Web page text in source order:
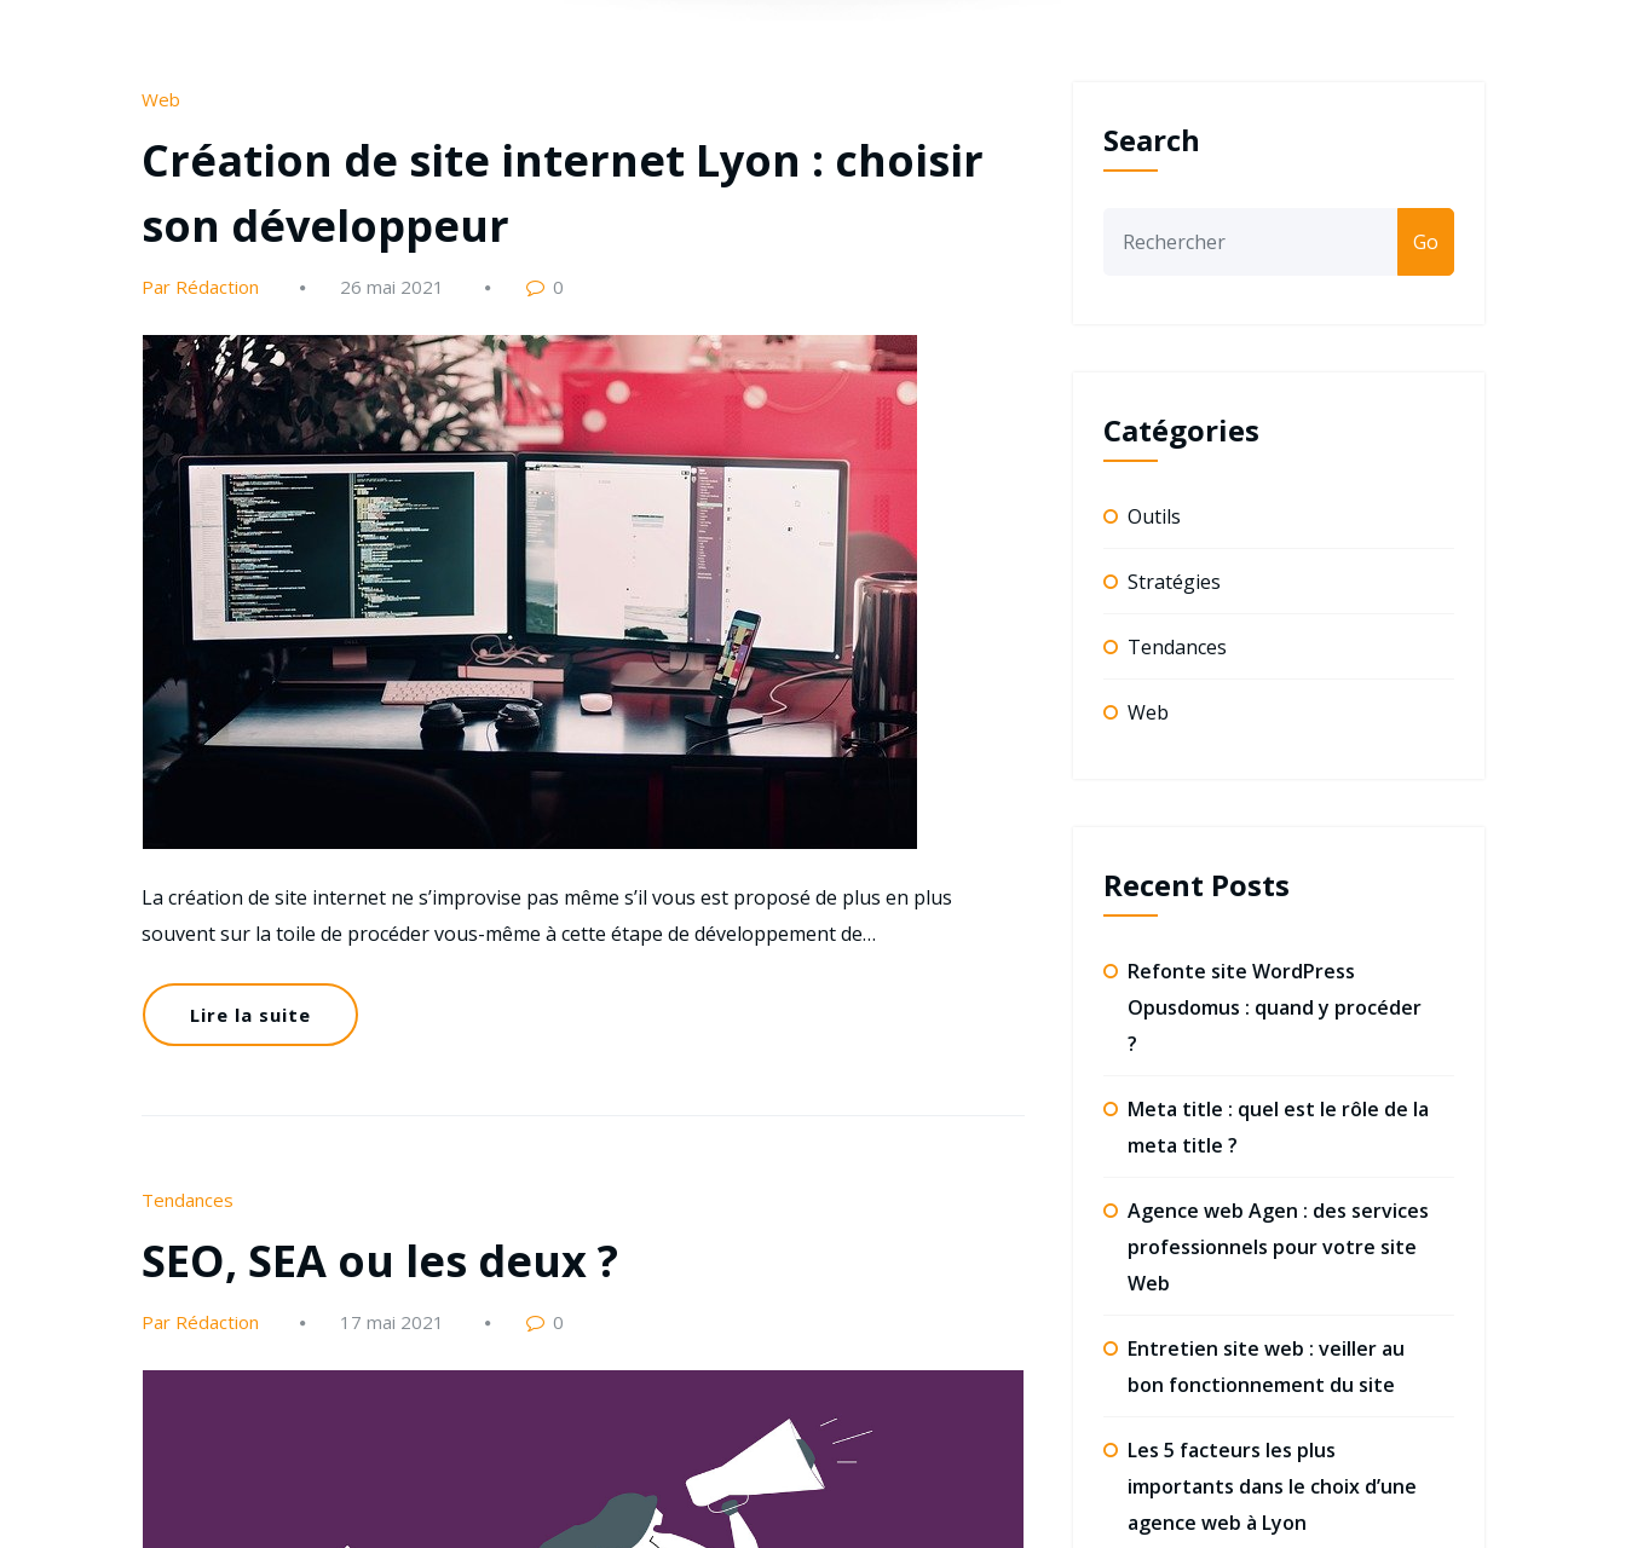
Web
Création de site internet Lyon : choisir
son développeur
Par Rédaction 26 mai 2021 0
La création de site internet ne s’improvise pas même s’il vous est proposé de plus en plus
souvent sur la toile de procéder vous-même à cette étape de développement de…
Lire la suite
Tendances
SEO, SEA ou les deux ?
Par Rédaction 17 mai 2021 0
Search
Go
Catégories
Outils
Stratégies
Tendances
Web
Recent Posts
Refonte site WordPress
Opusdomus : quand y procéder
?
Meta title : quel est le rôle de la
meta title ?
Agence web Agen : des services
professionnels pour votre site
Web
Entretien site web : veiller au
bon fonctionnement du site
Les 5 facteurs les plus
importants dans le choix d’une
agence web à Lyon